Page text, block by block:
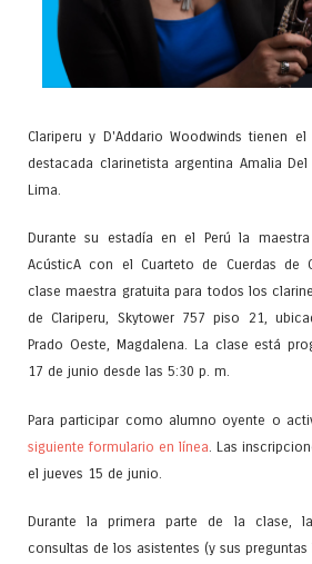
Clariperu y D'Addario Woodwinds tienen
destacada clarinetista argentina Amalia
Lima.
Durante su estadía en el Perú la
AcústicA con el Cuarteto de Cuerdas de
clase maestra gratuita para todos los
de Clariperu, Skytower 757 piso 21,
Prado Oeste, Magdalena. La clase está
17 de junio desde las 5:30 p. m.
Para participar como alumno oyente o
siguiente formulario en línea . Las
el jueves 15 de junio.
Durante la primera parte de la clase,
consultas de los asistentes (y sus